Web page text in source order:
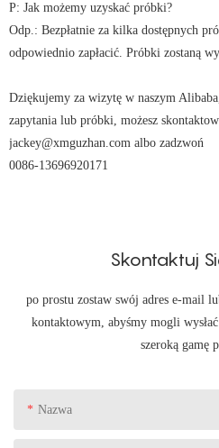
P: Jak możemy uzyskać próbki?
Odp.: Bezpłatnie za kilka dostępnych
odpowiednio zapłacić. Próbki zostaną
Dziękujemy za wizytę w naszym
zapytania lub próbki, możesz
jackey@xmguzhan.com albo zadzwoń
0086-13696920171
Skontaktuj
po prostu zostaw swój adres e-mail
kontaktowym, abyśmy mogli wysłać
szeroką gamę
Nazwa